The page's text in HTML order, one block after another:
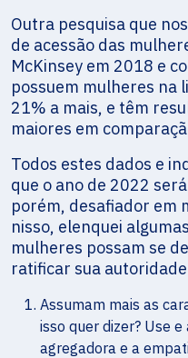
Outra pesquisa que
de acessão das
McKinsey em 2018 e
possuem mulheres na
21% a mais, e têm
maiores em
Todos estes dados e
que o ano de 2022
porém, desafiador em
nisso, elenquei
mulheres possam se
ratificar sua
Assumam mais as
isso quer dizer? Use
agregadora e a